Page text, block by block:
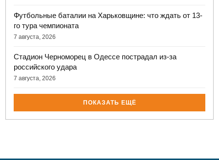
Футбольные баталии на Харьковщине: что ждать от 13-
го тура чемпионата
7 августа, 2026
Стадион Черноморец в Одессе пострадал из-за
российского удара
7 августа, 2026
ПОКАЗАТЬ ЕЩЁ